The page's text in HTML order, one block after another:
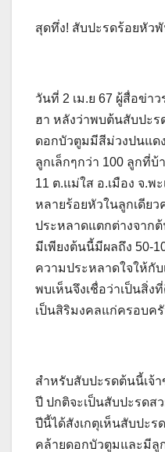
สุดทึ่ง! สับปะรดร้อยหัว
วันที่ 2 เม.ย 67 ผู้สื่อข่า
ฮา หลังว่าพบต้นสับปะ
ดอกบัวตูมมีสีม่วงปนแด
ลูกเล็กๆกว่า 100 ลูกที่
11 ต.แม่ใส อ.เมือง จ.
หลายร้อยหัวในลูกเดีย
ประหลาดแตกต่างจาก
มีเพียงต้นนี้มีผลถึง 50-
ความประหลาดใจให้กั
พบเห็นจึงเชื่อว่าเป็นสิ่ง
เป็นสิริมงคลแก่ครอบค
สำหรับสับปะรดต้นนี้เจ้
ปี ปกติจะเป็นสับปะรดส
ปีนี้ได้สังเกตุเห็นสับปะ
คล้ายดอกบัวตูมและมีลู